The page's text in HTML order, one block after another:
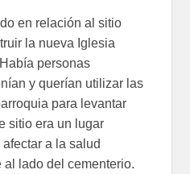
en relación al sitio
la nueva Iglesia
personas
y querían utilizar las
para levantar
sitio era un lugar
a la salud
lado del cementerio.